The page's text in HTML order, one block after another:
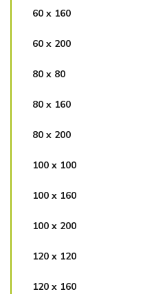
60 x 160
60 x 200
80 x 80
80 x 160
80 x 200
100 x 100
100 x 160
100 x 200
120 x 120
120 x 160